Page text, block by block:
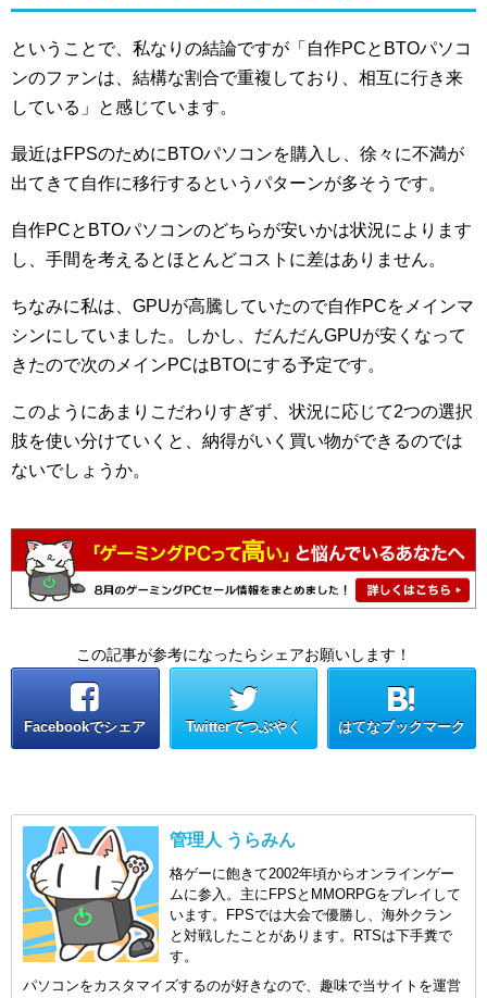
ということで、私なりの結論ですが「自作PCとBTOパソコ
ンのファンは、結構な割合で重複しており、相互に行き来
している」と感じています。
最近はFPSのためにBTOパソコンを購入し、徐々に不満が
出てきて自作に移行するというパターンが多そうです。
自作PCとBTOパソコンのどちらが安いかは状況によります
し、手間を考えるとほとんどコストに差はありません。
ちなみに私は、GPUが高騰していたので自作PCをメインマ
シンにしていました。しかし、だんだんGPUが安くなって
きたので次のメインPCはBTOにする予定です。
このようにあまりこだわりすぎず、状況に応じて2つの選択
肢を使い分けていくと、納得がいく買い物ができるのでは
ないでしょうか。
この記事が参考になったらシェアお願いします！
Facebookでシェア Twitterでつぶやく はてなブックマーク
管理人 うらみん
格ゲーに飽きて2002年頃からオンラインゲー
ムに参入。主にFPSとMMORPGをプレイして
います。FPSでは大会で優勝し、海外クラン
と対戦したことがあります。RTSは下手糞で
す。
パソコンをカスタマイズするのが好きなので、趣味で当サイトを運営